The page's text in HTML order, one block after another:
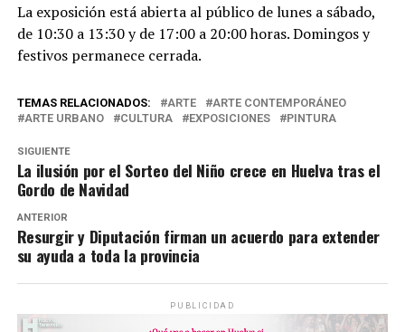
La exposición está abierta al público de lunes a sábado,
de 10:30 a 13:30 y de 17:00 a 20:00 horas. Domingos y
festivos permanece cerrada.
TEMAS RELACIONADOS: ARTE
ARTE CONTEMPORÁNEO
ARTE URBANO
CULTURA EXPOSICIONES PINTURA
SIGUIENTE
La ilusión por el Sorteo del Niño crece en Huelva tras el
Gordo de Navidad
ANTERIOR
Resurgir y Diputación firman un acuerdo para extender
su ayuda a toda la provincia
PUBLICIDAD